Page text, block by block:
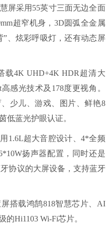
采用55英寸三面无边全面
超窄机身，3D圆弧全金属
、炫彩呼吸灯，还有动态屏
4K UHD+4K HDR超清大
感光技术及178度更视角。
少儿、游戏、图片、鲜艳8
低蓝光护眼认证。
超大音腔设计、4*全频
扬声器配置，同时还是
协议的大屏设备，支持蓝牙
载鸿鹄818智慧芯片、AI
Hi1103 Wi-Fi芯片。